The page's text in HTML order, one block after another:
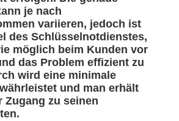
je nach
variieren, jedoch ist
des Schlüsselnotdienstes,
möglich beim Kunden vor
das Problem effizient zu
wird eine minimale
und man erhält
Zugang zu seinen